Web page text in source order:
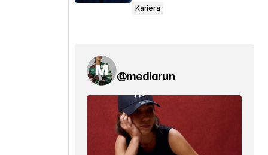
Kariera
@mediarun